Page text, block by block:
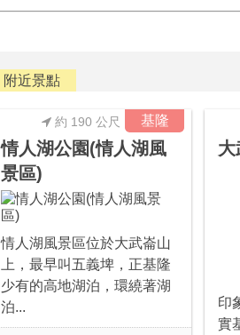
附近景點
基隆
約 190 公尺
情人湖公園(情人湖風
景區)
情人湖風景區位於大武崙山
上，最早叫五義埤，正基隆
少有的高地湖泊，環繞著湖
泊...
大
印
實